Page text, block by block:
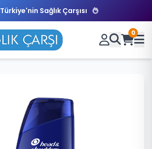
Türkiye'nin Sağlık Çarşısı
0